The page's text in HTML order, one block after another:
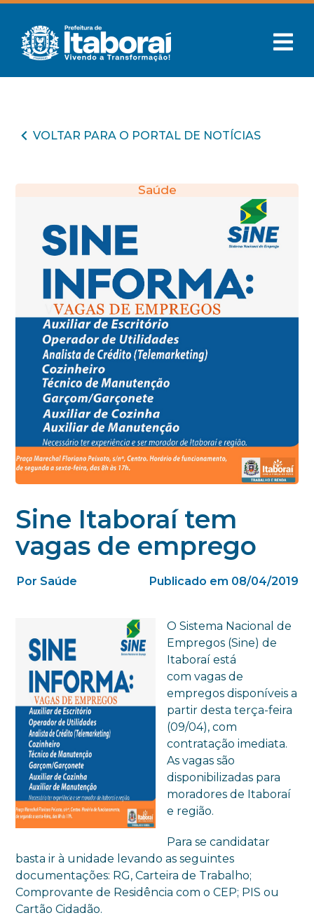
VOLTAR PARA O PORTAL DE NOTÍCIAS
Saúde
Sine Itaboraí tem
vagas de emprego
Por Saúde Publicado em 08/04/2019
O Sistema Nacional de
Empregos (Sine) de
Itaboraí está
com vagas de
empregos disponíveis a
partir desta terça-feira
(09/04), com
contratação imediata.
As vagas são
disponibilizadas para
moradores de Itaboraí
e região.
Para se candidatar
basta ir à unidade levando as seguintes
documentações: RG, Carteira de Trabalho;
Comprovante de Residência com o CEP; PIS ou
Cartão Cidadão.